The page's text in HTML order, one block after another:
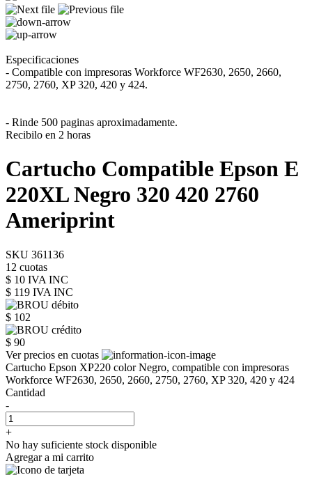
Especificaciones
- Compatible con impresoras Workforce WF2630, 2650, 2660,
2750, 2760, XP 320, 420 y 424.
- Rinde 500 paginas aproximadamente.
Recibilo en 2 horas
Cartucho Compatible Epson E
220XL Negro 320 420 2760
Ameriprint
SKU 361136
12 cuotas
$ 10 IVA INC
$ 119 IVA INC
$ 102
$ 90
Ver precios en cuotas
Cartucho Epson XP220 color Negro, compatible con impresoras
Workforce WF2630, 2650, 2660, 2750, 2760, XP 320, 420 y 424
Cantidad
-
+
No hay suficiente stock disponible
Agregar a mi carrito